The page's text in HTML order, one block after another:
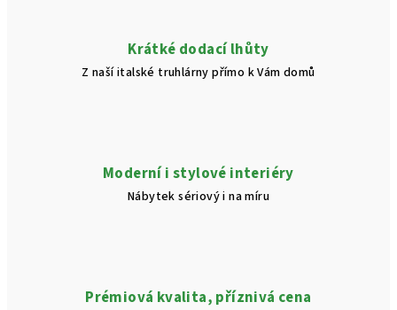
v
ý
p
Krátké dodací lhůty
Z naší italské truhlárny přímo k Vám domů
Moderní i stylové interiéry
Nábytek sériový i na míru
Prémiová kvalita, příznivá cena